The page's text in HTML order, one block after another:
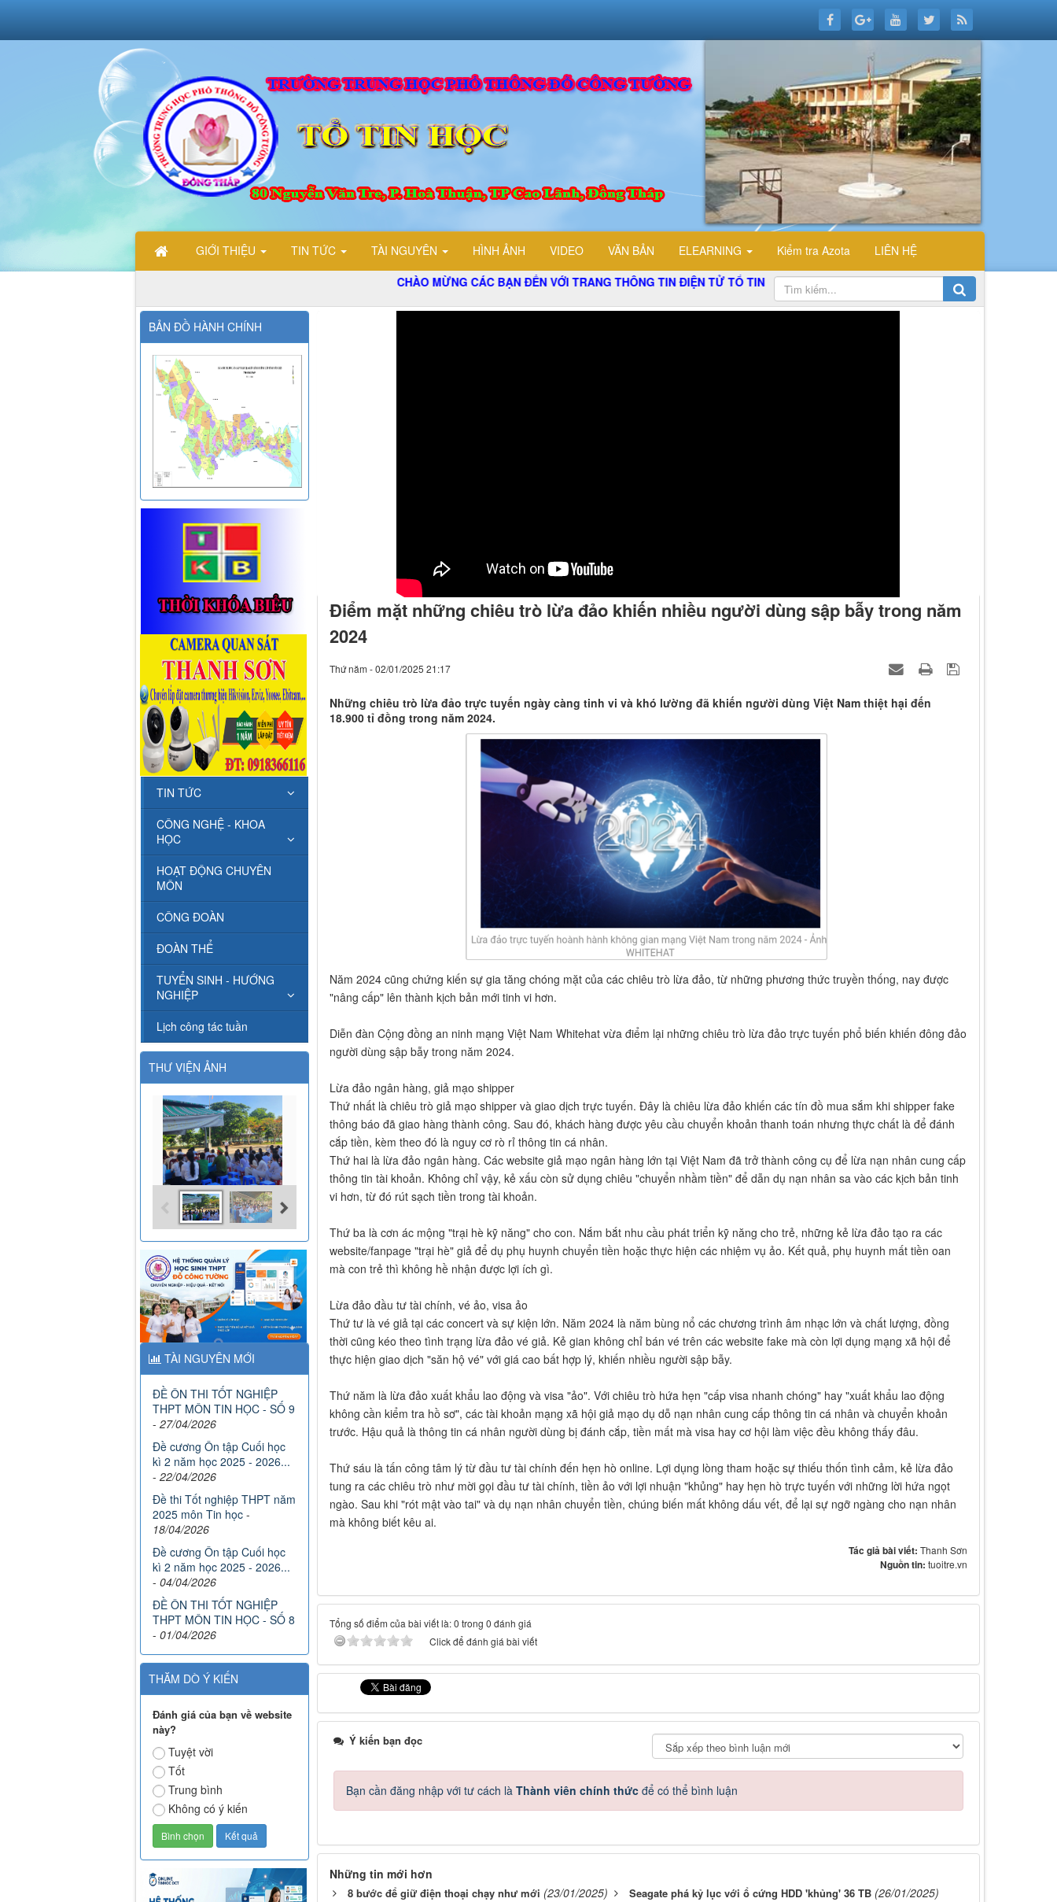
GIỚI THIỆU TIN TỨC TÀI NGUYÊN HÌNH ẢNH VIDEO VĂN BẢN ELEARNING Kiểm tra Azota
LIÊN HỆ
CHÀO MỪNG CÁC BẠN ĐẾN VỚI TRANG THÔNG TIN ĐIỆN TỬ TỔ TIN HỌC TRƯỜNG THPT ĐỖ CÔNG TƯỜNG
Điểm mặt những chiêu trò lừa đảo khiến nhiều người dùng sập bẫy trong năm
2024
Thứ năm - 02/01/2025 21:17
Những chiêu trò lừa đảo trực tuyến ngày càng tinh vi và khó lường đã khiến người dùng Việt Nam thiệt hại đến
18.900 tỉ đồng trong năm 2024.
Năm 2024 cũng chứng kiến sự gia tăng chóng mặt của các chiêu trò lừa đảo, từ những phương thức truyền thống, nay được
"nâng cấp" lên thành kịch bản mới tinh vi hơn.
Diễn đàn Cộng đồng an ninh mạng Việt Nam Whitehat vừa điểm lại những chiêu trò lừa đảo trực tuyến phổ biến khiến đông đảo
người dùng sập bẫy trong năm 2024.
Lừa đảo ngân hàng, giả mạo shipper
Thứ nhất là chiêu trò giả mạo shipper và giao dịch trực tuyến. Đây là chiêu lừa đảo khiến các tín đồ mua sắm khi shipper fake
thông báo đã giao hàng thành công. Sau đó, khách hàng được yêu cầu chuyển khoản thanh toán nhưng thực chất là để đánh
cắp tiền, kèm theo đó là nguy cơ rò rỉ thông tin cá nhân.
Thứ hai là lừa đảo ngân hàng. Các website giả mạo ngân hàng lớn tại Việt Nam đã trở thành công cụ để lừa nạn nhân cung cấp
thông tin tài khoản. Không chỉ vậy, kẻ xấu còn sử dụng chiêu "chuyển nhầm tiền" để dẫn dụ nạn nhân sa vào các kịch bản tinh
vi hơn, từ đó rút sạch tiền trong tài khoản.
Thứ ba là cơn ác mộng "trại hè kỹ năng" cho con. Nắm bắt nhu cầu phát triển kỹ năng cho trẻ, những kẻ lừa đảo tạo ra các
website/fanpage "trại hè" giả để dụ phụ huynh chuyển tiền hoặc thực hiện các nhiệm vụ ảo. Kết quả, phụ huynh mất tiền oan
mà con trẻ thì không hề nhận được lợi ích gì.
Lừa đảo đầu tư tài chính, vé ảo, visa ảo
Thứ tư là vé giả tại các concert và sự kiện lớn. Năm 2024 là năm bùng nổ các chương trình âm nhạc lớn và chất lượng, đồng
thời cũng kéo theo tình trạng lừa đảo vé giả. Kẻ gian không chỉ bán vé trên các website fake mà còn lợi dụng mạng xã hội để
thực hiện giao dịch "săn hộ vé" với giá cao bất hợp lý, khiến nhiều người sập bẫy.
Thứ năm là lừa đảo xuất khẩu lao động và visa "ảo". Với chiêu trò hứa hẹn "cấp visa nhanh chóng" hay "xuất khẩu lao động
không cần kiểm tra hồ sơ", các tài khoản mạng xã hội giả mạo dụ dỗ nạn nhân cung cấp thông tin cá nhân và chuyển khoản
trước. Hậu quả là thông tin cá nhân người dùng bị đánh cắp, tiền mất mà visa hay cơ hội làm việc đều không thấy đâu.
Thứ sáu là tấn công tâm lý từ đầu tư tài chính đến hẹn hò online. Lợi dụng lòng tham hoặc sự thiếu thốn tình cảm, kẻ lừa đảo
tung ra các chiêu trò như mời gọi đầu tư tài chính, tiền ảo với lợi nhuận "khủng" hay hẹn hò trực tuyến với những lời hứa ngọt
ngào. Sau khi "rót mật vào tai" và dụ nạn nhân chuyển tiền, chúng biến mất không dấu vết, để lại sự ngỡ ngàng cho nạn nhân
mà không biết kêu ai.
Tác giả bài viết: Thanh Sơn
Nguồn tin: tuoitre.vn
Tổng số điểm của bài viết là: 0 trong 0 đánh giá
Click để đánh giá bài viết
Ý kiến bạn đọc
Bạn cần đăng nhập với tư cách là Thành viên chính thứcđể có thể bình luận
Những tin mới hơn
8 bước để giữ điện thoại chạy như mới (23/01/2025) Seagate phá kỷ lục với ổ cứng HDD 'khủng' 36 TB (26/01/2025)
BẢN ĐỒ HÀNH CHÍNH
TIN TỨC
CÔNG NGHỆ - KHOA
HỌC
HOẠT ĐỘNG CHUYÊN
MÔN
CÔNG ĐOÀN
ĐOÀN THỂ
TUYỂN SINH - HƯỚNG
NGHIỆP
Lịch công tác tuần
THƯ VIỆN ẢNH
TÀI NGUYÊN MỚI
ĐỀ ÔN THI TỐT NGHIỆP
THPT MÔN TIN HỌC - SỐ 9
- 27/04/2026
Đề cương Ôn tập Cuối học
kì 2 năm học 2025 - 2026...
- 22/04/2026
Đề thi Tốt nghiệp THPT năm
2025 môn Tin học -
18/04/2026
Đề cương Ôn tập Cuối học
kì 2 năm học 2025 - 2026...
- 04/04/2026
ĐỀ ÔN THI TỐT NGHIỆP
THPT MÔN TIN HỌC - SỐ 8
- 01/04/2026
THĂM DÒ Ý KIẾN
Đánh giá của bạn về website
này?
Tuyệt vời
Tốt
Trung bình
Không có ý kiến